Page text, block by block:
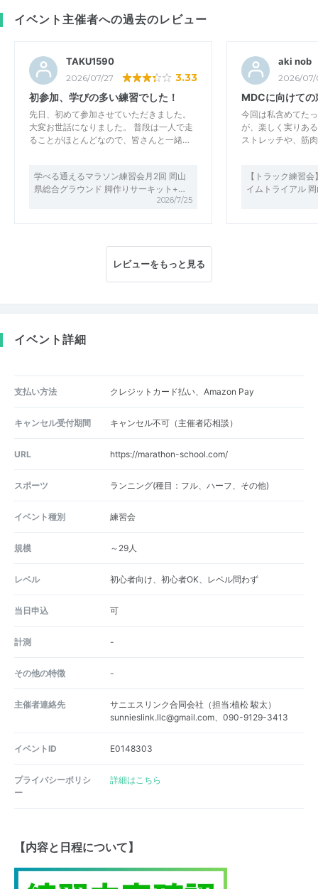
イベント主催者への過去のレビュー
TAKU1590
2026/07/27 3.33
初参加、学びの多い練習でした！
先日、初めて参加させていただきました。
大変お世話になりました。 普段は一人で走
ることがほとんどなので、皆さんと一緒…
学べる通えるマラソン練習会月2回 岡山
県総合グラウンド 脚作りサーキット+…
2026/7/25
aki nob
2026/
MDCに向けての
今回は私含めてた
が、楽しく実りあ
ストレッチや、筋
【トラック練習
イムトライアル
レビューをもっと見る
イベント詳細
支払い方法 クレジットカード払い、Amazon Pay
キャンセル受付期間 キャンセル不可（主催者応相談）
URL https://marathon-school.com/
スポーツ ランニング(種目：フル、ハーフ、その他)
イベント種別 練習会
規模 ～29人
レベル 初心者向け、初心者OK、レベル問わず
当日申込 可
計測 -
その他の特徴 -
主催者連絡先
サニエスリンク合同会社（担当:植松 駿太）
sunnieslink.llc@gmail.com、090-9129-3413
イベントID E0148303
プライバシーポリシ
ー
詳細はこちら
【内容と日程について】